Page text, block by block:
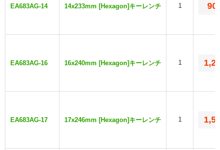
EA683AG-14 14x233mm [Hexagon]キーレンチ 1
EA683AG-16 16x240mm [Hexagon]キーレンチ 1
EA683AG-17 17x246mm [Hexagon]キーレンチ 1